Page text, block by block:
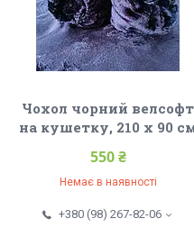
Чохол чорний велсофт
на кушетку, 210 х 90
550 ₴
Немає в наявності
+380 (98) 267-82-06